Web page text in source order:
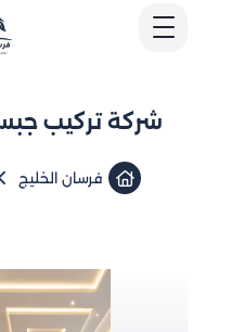
شركة تركيب
فرسان الخليج